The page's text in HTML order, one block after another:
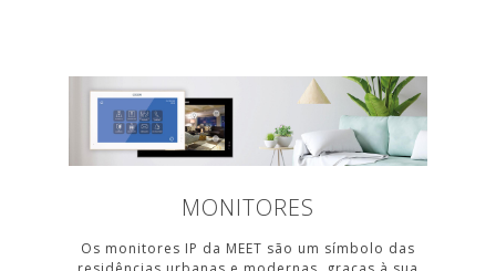
MONITORES
Os monitores IP da MEET são um símbolo das